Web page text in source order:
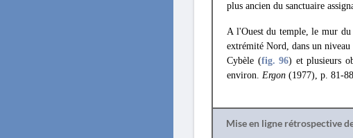
plus ancien du sanctuaire
A l'Ouest du temple, le mur
extrémité Nord, dans un
Cybèle (fig. 96) et plusieurs
environ. Ergon (1977), p. 81-
Mise en ligne rétrospective